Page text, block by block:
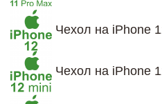
Чехол на iPhone
Чехол на iPhone